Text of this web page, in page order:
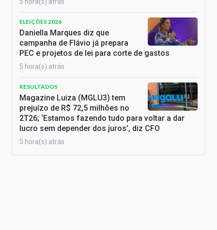
ELEIÇÕES 2026
Daniella Marques diz que
campanha de Flávio já prepara
PEC e projetos de lei para corte de gastos
5 hora(s) atrás
RESULTADOS
Magazine Luiza (MGLU3) tem
prejuízo de R$ 72,5 milhões no
2T26; ‘Estamos fazendo tudo para voltar a dar
lucro sem depender dos juros’, diz CFO
5 hora(s) atrás